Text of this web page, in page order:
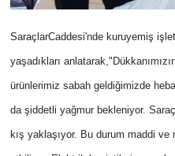
SaraçlarCaddesi'nde kuruyemiş
yaşadıkları
ürünlerimiz sabah geldiğimizde
da şiddetli yağmur bekleniyor.
kış yaklaşıyor. Bu durum maddi